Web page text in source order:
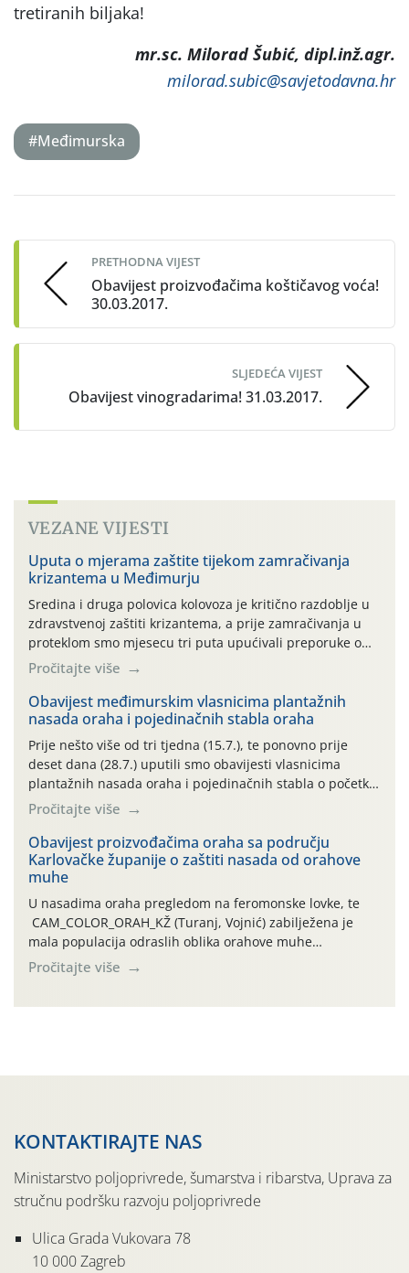
tretiranih biljaka!
mr.sc. Milorad Šubić, dipl.inž.agr.
milorad.subic@savjetodavna.hr
#Međimurska
navigation
PRETHODNA VIJEST
Obavijest proizvođačima koštičavog voća!
30.03.2017.
SLJEDEĆA VIJEST
Obavijest vinogradarima! 31.03.2017.
VEZANE VIJESTI
Uputa o mjerama zaštite tijekom zamračivanja
krizantema u Međimurju
Sredina i druga polovica kolovoza je kritično razdoblje u
zdravstvenoj zaštiti krizantema, a prije zamračivanja u
proteklom smo mjesecu tri puta upućivali preporuke o
preventivnim mjerama zaštite krizantema od najčešćih
uzročnika bolesti, štetnika i fito-fagnih grinja (23.7., 14.7.,
06.7.)! Na početku ovog mjeseca je zabilježeno je
povijesno i ekstremno vruće meteorološko razdoblje, uz
najviše temperature […]
Pročitajte više
Obavijest međimurskim vlasnicima plantažnih
nasada oraha i pojedinačnih stabla oraha
Prije nešto više od tri tjedna (15.7.), te ponovno prije
deset dana (28.7.) uputili smo obavijesti vlasnicima
plantažnih nasada oraha i pojedinačnih stabla o početku
leta i ovogodišnjoj potrebi usmjerenog suzbijanja
orahove muhe (Rhagoletis completa)! Već dvanaest dana
traje drugi ovogodišnji “toplinski udar”, koji naročito
izražen zadnja šest dana (31.7.-05.8.), jer najviše
temperature zraka svakodnevno […]
Pročitajte više
Obavijest proizvođačima oraha sa području
Karlovačke županije o zaštiti nasada od orahove
muhe
U nasadima oraha pregledom na feromonske lovke, te
CAM_COLOR_ORAH_KŽ (Turanj, Vojnić) zabilježena je
mala populacija odraslih oblika orahove muhe
(Rhagoletis completa). Niska brojnost može se objasniti
činjenicom da je riječ o mladim nasadima s vrlo malim
Pročitajte više
KONTAKTIRAJTE NAS
Ministarstvo poljoprivrede, šumarstva i ribarstva, Uprava za
stručnu podršku razvoju poljoprivrede
Ulica Grada Vukovara 78
10 000 Zagreb